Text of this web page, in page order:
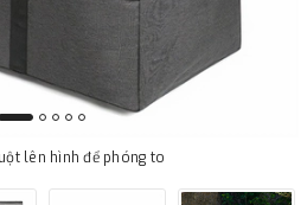
lên hình để phóng to